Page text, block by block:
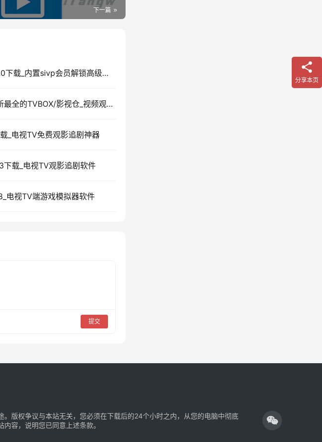
下一篇
囧次元TV电视版v1.0.0下载_内置sivp会员解锁高级权限
2025年12月30日最新最全的TVBOX/影视仓_视频观影接口+直播接口配置地址分享
_电视TV免费观影追剧神器
下载_电视TV观影追剧软件
电视TV端游戏模拟器软件
提交
版权争议与本站无关，您必须在下载后的24个小时之内，从您的电脑中彻底
容，说明您已同意上述条款。
分享本页